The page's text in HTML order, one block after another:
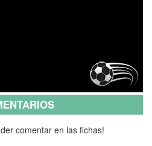
comentar en las fichas!